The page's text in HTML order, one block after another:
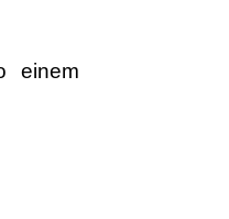
einem